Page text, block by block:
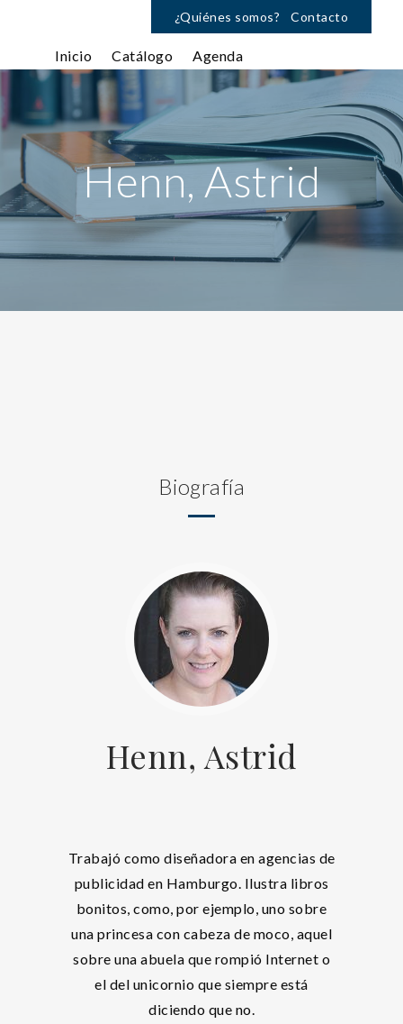
¿Quiénes somos? Contacto
Inicio Catálogo Agenda
Henn, Astrid
Biografía
Henn, Astrid
Trabajó como diseñadora en agencias de
publicidad en Hamburgo. Ilustra libros
bonitos, como, por ejemplo, uno sobre
una princesa con cabeza de moco, aquel
sobre una abuela que rompió Internet o
el del unicornio que siempre está
diciendo que no.